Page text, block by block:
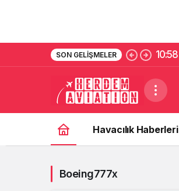
SON GELIŞMELER 10:58
Havacılık Haberleri
Boeing777x